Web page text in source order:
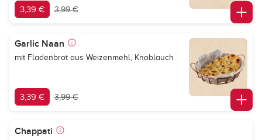
3,39 € 3,99 €
Garlic Naan
mit Fladenbrot aus Weizenmehl, Knoblauch
3,39 € 3,99 €
Chappati